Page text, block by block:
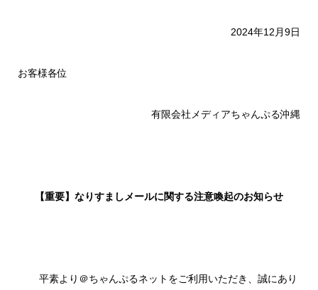
2024年12月9日
お客様各位
有限会社メディアちゃんぷる沖縄
【重要】なりすましメールに関する注意喚起のお知らせ
平素より＠ちゃんぷるネットをご利用いただき、誠にあり